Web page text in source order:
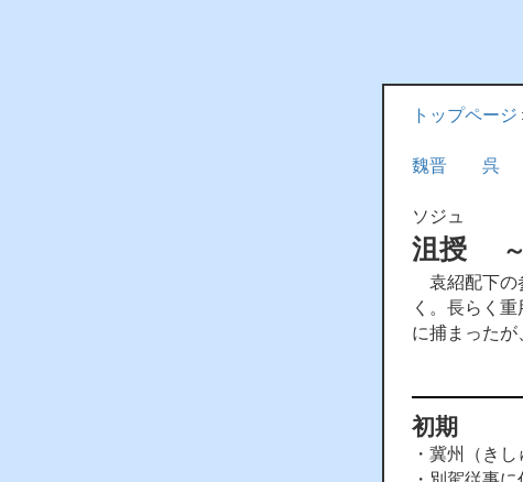
トップページ
魏晋 呉
ソジュ
沮授
袁紹配下の
く。長らく
に捕まったが
初期
・冀州（き